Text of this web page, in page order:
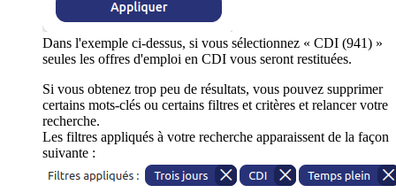
Dans l'exemple ci-dessus, si vous sélectionnez « CDI (941) »
seules les offres d'emploi en CDI vous seront restituées.
Si vous obtenez trop peu de résultats, vous pouvez supprimer
certains mots-clés ou certains filtres et critères et relancer votre
recherche.
Les filtres appliqués à votre recherche apparaissent de la façon
suivante :